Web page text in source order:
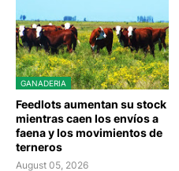
GANADERIA
Feedlots aumentan su stock
mientras caen los envíos a
faena y los movimientos de
terneros
August 05, 2026